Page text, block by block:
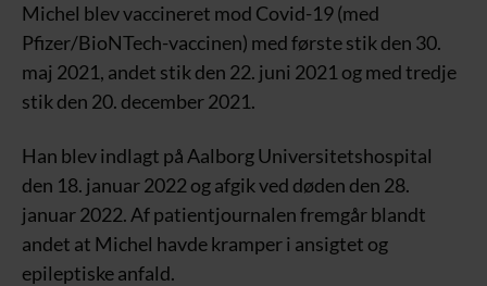
Michel blev vaccineret mod Covid-19 (med
Pfizer/BioNTech-vaccinen) med første stik den 30.
maj 2021, andet stik den 22. juni 2021 og med tredje
stik den 20. december 2021.
Han blev indlagt på Aalborg Universitetshospital
den 18. januar 2022 og afgik ved døden den 28.
januar 2022. Af patientjournalen fremgår blandt
andet at Michel havde kramper i ansigtet og
epileptiske anfald.